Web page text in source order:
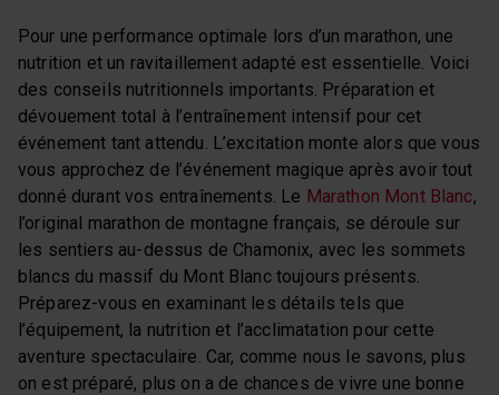
Pour une performance optimale lors d’un marathon, une
nutrition et un ravitaillement adapté est essentielle. Voici
des conseils nutritionnels importants. Préparation et
dévouement total à l’entraînement intensif pour cet
événement tant attendu. L’excitation monte alors que vous
vous approchez de l’événement magique après avoir tout
donné durant vos entraînements. Le Marathon Mont Blanc,
l’original marathon de montagne français, se déroule sur
les sentiers au-dessus de Chamonix, avec les sommets
blancs du massif du Mont Blanc toujours présents.
Préparez-vous en examinant les détails tels que
l’équipement, la nutrition et l’acclimatation pour cette
aventure spectaculaire. Car, comme nous le savons, plus
on est préparé, plus on a de chances de vivre une bonne